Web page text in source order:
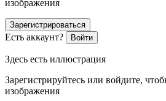
изображения
Зарегистрироваться
Есть аккаунт? Войти
Здесь есть иллюстрация
Зарегистрируйтесь или войдите,
изображения